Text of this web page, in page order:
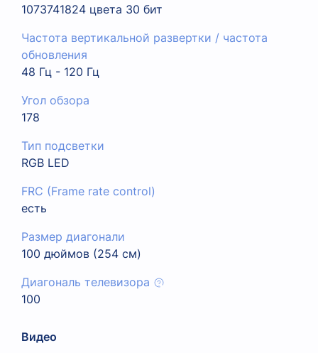
1073741824 цвета 30 бит
Частота вертикальной развертки / частота
обновления
48 Гц - 120 Гц
Угол обзора
178
Тип подсветки
RGB LED
FRC (Frame rate control)
есть
Размер диагонали
100 дюймов (254 см)
Диагональ телевизора
100
Видео